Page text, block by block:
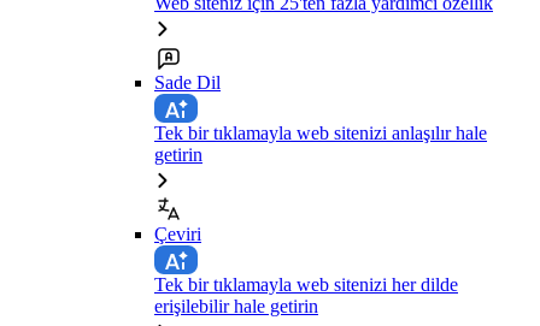
Sade Dil
Tek bir tıklamayla web sitenizi anlaşılır hale
getirin
Çeviri
Tek bir tıklamayla web sitenizi her dilde
erişilebilir hale getirin